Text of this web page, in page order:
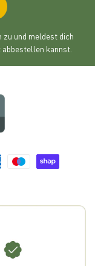
und meldest dich
kannst.